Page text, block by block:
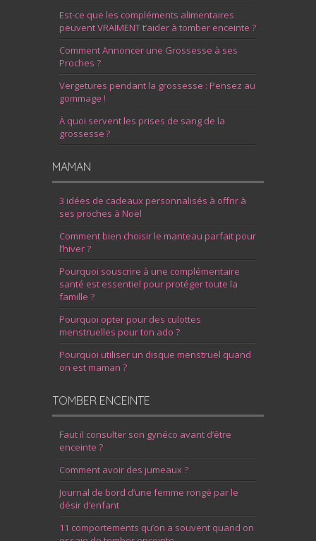
Est-ce que les compléments alimentaires
peuvent VRAIMENT t’aider à tomber enceinte ?
Comment Annoncer une Grossesse à ses
Proches ?
Vergetures pendant la grossesse : Pensez au
gommage !
À quoi servent les prises de sang de la
grossesse ?
MAMAN
3 idées de cadeaux personnalisés à offrir à
ses proches à Noël
Comment bien choisir le manteau parfait pour
l’hiver ?
Pourquoi souscrire à une complémentaire
santé est essentiel pour protéger toute la
famille ?
Pourquoi opter pour des culottes
menstruelles pour ton ado ?
Pourquoi utiliser un disque menstruel quand
on est maman ?
TOMBER ENCEINTE
Faut il consulter son gynéco avant d’être
enceinte ?
Comment avoir des jumeaux ?
Journal de bord d’une femme rongé par le
désir d’enfant
11 comportements qu’on a souvent quand on